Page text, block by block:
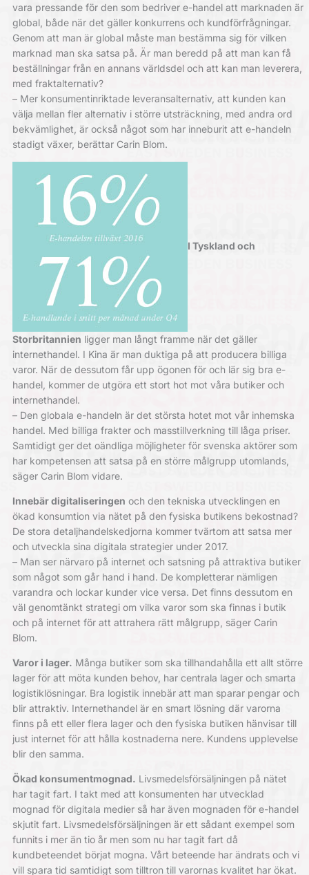
vara pressande för den som bedriver e-handel att marknaden är
global, både när det gäller konkurrens och kundförfrågningar.
Genom att man är global måste man bestämma sig för vilken
marknad man ska satsa på. Är man beredd på att man kan få
beställningar från en annans världsdel och att kan man leverera,
med fraktalternativ?
– Mer konsumentinriktade leveransalternativ, att kunden kan
välja mellan fler alternativ i större utsträckning, med andra ord
bekvämlighet, är också något som har inneburit att e-handeln
stadigt växer, berättar Carin Blom.
I Tyskland och
Storbritannien ligger man långt framme när det gäller
internethandel. I Kina är man duktiga på att producera billiga
varor. När de dessutom får upp ögonen för och lär sig bra e-
handel, kommer de utgöra ett stort hot mot våra butiker och
internethandel.
– Den globala e-handeln är det största hotet mot vår inhemska
handel. Med billiga frakter och masstillverkning till låga priser.
Samtidigt ger det oändliga möjligheter för svenska aktörer som
har kompetensen att satsa på en större målgrupp utomlands,
säger Carin Blom vidare.
Innebär digitaliseringen och den tekniska utvecklingen en
ökad konsumtion via nätet på den fysiska butikens bekostnad?
De stora detaljhandelskedjorna kommer tvärtom att satsa mer
och utveckla sina digitala strategier under 2017.
– Man ser närvaro på internet och satsning på attraktiva butiker
som något som går hand i hand. De kompletterar nämligen
varandra och lockar kunder vice versa. Det finns dessutom en
väl genomtänkt strategi om vilka varor som ska finnas i butik
och på internet för att attrahera rätt målgrupp, säger Carin
Blom.
Varor i lager. Många butiker som ska tillhandahålla ett allt större
lager för att möta kunden behov, har centrala lager och smarta
logistiklösningar. Bra logistik innebär att man sparar pengar och
blir attraktiv. Internethandel är en smart lösning där varorna
finns på ett eller flera lager och den fysiska butiken hänvisar till
just internet för att hålla kostnaderna nere. Kundens upplevelse
blir den samma.
Ökad konsumentmognad. Livsmedelsförsäljningen på nätet
har tagit fart. I takt med att konsumenten har utvecklad
mognad för digitala medier så har även mognaden för e-handel
skjutit fart. Livsmedelsförsäljningen är ett sådant exempel som
funnits i mer än tio år men som nu har tagit fart då
kundbeteendet börjat mogna. Vårt beteende har ändrats och vi
vill spara tid samtidigt som tilltron till varornas kvalitet har ökat.